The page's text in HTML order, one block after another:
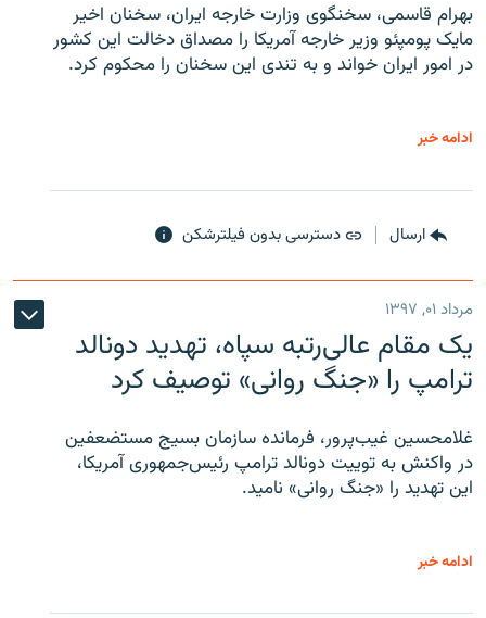
بهرام قاسمی، سخنگوی وزارت خارجه ایران، سخنان اخیر
مایک پومپئو وزیر خارجه آمریکا را مصداق دخالت این کشور
در امور ایران خواند و به تندی این سخنان را محکوم کرد.
ادامه خبر
ارسال دسترسی بدون فیلترشکن
مرداد ۰۱, ۱۳۹۷
یک مقام عالی‌رتبه سپاه، تهدید دونالد
ترامپ را «جنگ روانی» توصیف کرد
غلامحسین غیب‌پرور، فرمانده سازمان بسیج مستضعفین
در واکنش به توییت دونالد ترامپ رئیس‌جمهوری آمریکا،
این تهدید را «جنگ روانی» نامید.
ادامه خبر